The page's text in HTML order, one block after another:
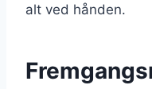
alt ved hånden.